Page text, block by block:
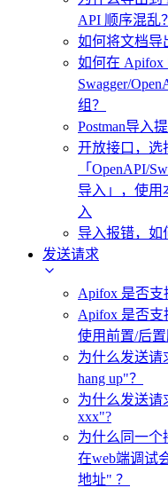
API 顺序混乱？
如何将文档导
如何在 Apifox
Swagger/
组？
Postman导入
开放接口，选
「OpenAPI/
导入」，使用
入
导入报错，如
发送请求
Apifox 是否支
Apifox 是否支
使用前置/后置
为什么发送请
hang up"？
为什么发送请
xxx"?
为什么同一个
在web端调试
地址" ？